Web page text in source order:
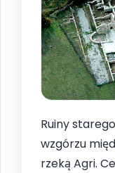
Ruiny
wzgórzu
rzeką Agri.